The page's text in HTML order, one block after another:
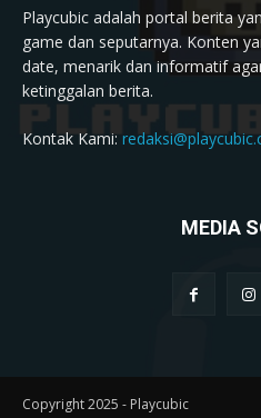
Playcubic adalah portal berita
game dan seputarnya. Konten
date, menarik dan informatif
ketinggalan berita.
Kontak Kami:
MEDIA
Copyright 2025 - Playcubic